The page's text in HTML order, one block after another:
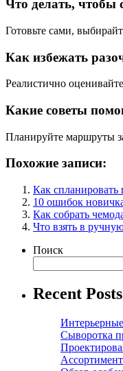
Что делать, чтобы
Готовьте сами,
Как избежать
Реалистично
Какие советы
Планируйте маршруты
Похожие записи:
Как спланировать
10 ошибок
Как собрать
Что взять в
Поиск
Recent Posts
Сыворотка